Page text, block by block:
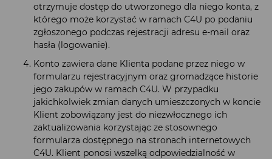
otrzymuje dostęp do utworzonego dla niego konta, z
którego może korzystać w ramach C4U po podaniu
zgłoszonego podczas rejestracji adresu e-mail oraz
hasła (logowanie).
Konto zawiera dane Klienta podane przez niego w
formularzu rejestracyjnym oraz gromadzące historie
jego zakupów w ramach C4U. W przypadku
jakichkolwiek zmian danych umieszczonych w koncie
Klient zobowiązany jest do niezwłocznego ich
zaktualizowania korzystając ze stosownego
formularza dostępnego na stronach internetowych
C4U. Klient ponosi wszelką odpowiedzialność w